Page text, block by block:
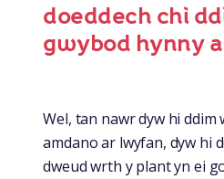
doeddech chi
gwybod hynny
Wel, tan nawr dyw hi ddim
amdano ar lwyfan, dyw hi
dweud wrth y plant yn ei